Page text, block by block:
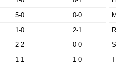
5-0
0-0
1-0
2-1
2-2
0-0
1-1
1-0